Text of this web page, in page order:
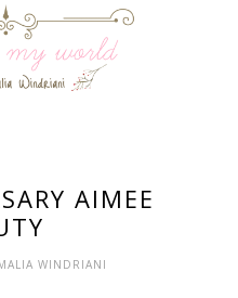
AIMEE
WINDRIANI